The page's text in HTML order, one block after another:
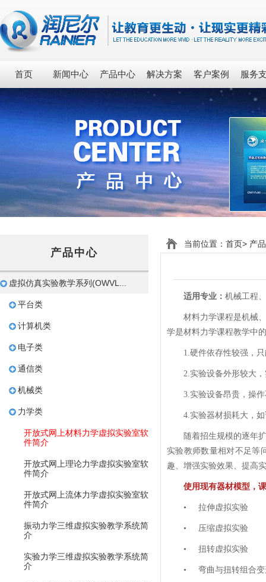
首页 新闻中心 产品中心 解决方案 客户案例 服务
产品中心
虚拟仿真实验教学系列(OWVL...
平台类
计算机类
电子类
通信类
机械类
力学类
开放式网上材料力学虚拟实验室软
件简介
开放式网上理论力学虚拟实验室软
件简介
开放式网上流体力学虚拟实验室软
件简介
振动力学三维虚拟实验教学系统简
介
实验力学三维虚拟实验教学系统简
介
当前位置： 首页> 产
适用专业： 机械工程
材料力学课程是机械
学是材料力学课程教学中
1.硬件依存性较强，
2.实验设备外形较大
3.实验设备昂贵，操
4.实验器材损耗大，
随着招生规模的逐年
实验教师数量相对不足等
趣、增强实验效果、提高
使用现有器材模型，
• 拉伸虚拟实验
• 压缩虚拟实验
• 扭转虚拟实验
• 弯曲与扭转组合